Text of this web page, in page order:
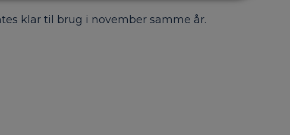
klar til brug i november samme år.